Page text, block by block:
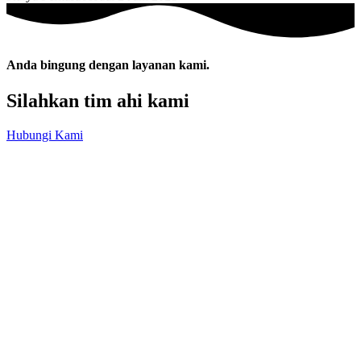
Anda bingung dengan layanan kami.
Silahkan tim ahi kami
Hubungi Kami